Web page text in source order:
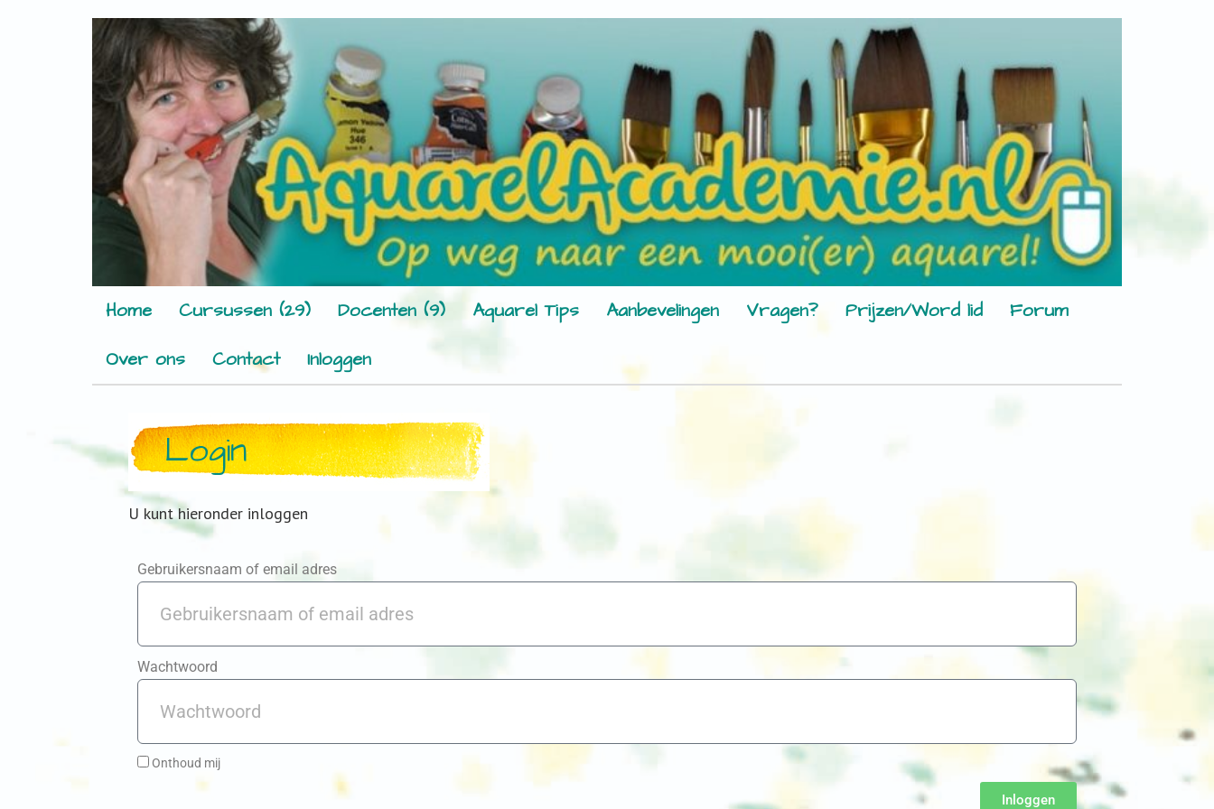
Home Cursussen (29) Docenten (9) Aquarel Tips Aanbevelingen Vragen? Prijzen/Word lid
Forum
Over ons
Contact Inloggen
Login
U kunt hieronder inloggen
Gebruikersnaam of email adres
Wachtwoord
Onthoud mij
Inloggen